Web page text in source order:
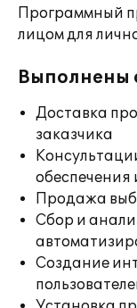
Программный
лицом для
Выполнены
Доставка
заказчика
обеспечения
Продажа
Сбор и
Создание